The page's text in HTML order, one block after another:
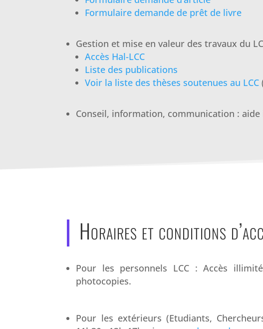
Formulaire demande de prêt de livre
Gestion et mise en valeur des travaux du
Accès Hal-LCC
Liste des publications
Voir la liste des thèses soutenues au LCC
Conseil, information, communication :
Horaires et conditions
Pour les personnels LCC : Accès
photocopies.
Pour les extérieurs (Etudiants,